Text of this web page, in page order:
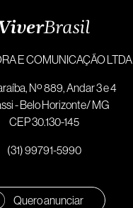
E COMUNICAÇÃO LTDA
Nº 889, Andar 3 e 4
- Belo Horizonte/ MG
CEP 30.130-145
(31) 99791-5990
Quero anunciar